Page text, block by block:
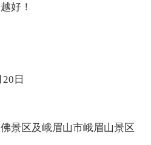
好！
日
区及峨眉山市峨眉山景区